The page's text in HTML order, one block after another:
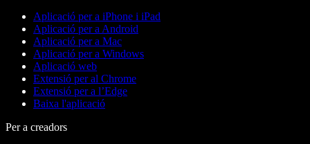
Aplicació per a iPhone i iPad
Aplicació per a Android
Aplicació per a Mac
Aplicació per a Windows
Aplicació web
Extensió per al Chrome
Extensió per a l’Edge
Baixa l'aplicació
Per a creadors